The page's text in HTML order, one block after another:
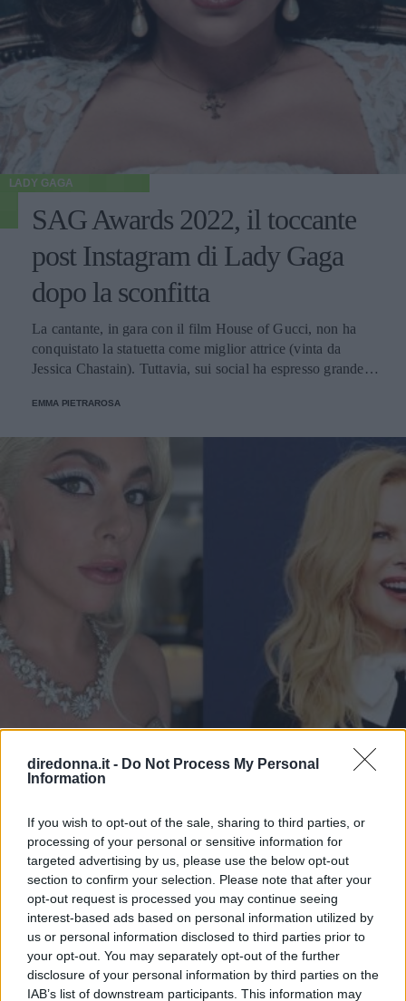
diredonna.it - Do Not Process My Personal
Information
If you wish to opt-out of the sale, sharing to third parties, or
processing of your personal or sensitive information for
targeted advertising by us, please use the below opt-out
section to confirm your selection. Please note that after your
opt-out request is processed you may continue seeing
interest-based ads based on personal information utilized by
us or personal information disclosed to third parties prior to
your opt-out. You may separately opt-out of the further
disclosure of your personal information by third parties on the
IAB’s list of downstream participants. This information may
LADY GAGA
SAG Awards 2022, il toccante
post Instagram di Lady Gaga
dopo la sconfitta
La cantante, in gara con il film House of Gucci, non ha
conquistato la statuetta come miglior attrice (vinta da
Jessica Chastain). Tuttavia, sui social ha espresso grande
alcune emozionanti parole per la situazione in Ucraina.
EMMA PIETRAROSA
MODA
Da Lady Gaga a Nicole
Kidman: i look più belli ai SAG
Awards 2022
La sera del 27 febbraio è andato in scena l’evento che